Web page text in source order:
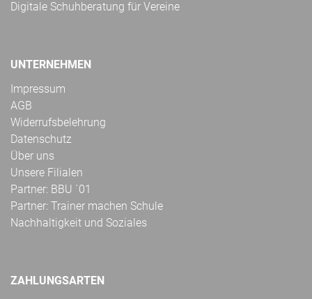
Digitale Schuhberatung für Vereine
UNTERNEHMEN
Impressum
AGB
Widerrufsbelehrung
Datenschutz
Über uns
Unsere Filialen
Partner: BBU ´01
Partner: Trainer machen Schule
Nachhaltigkeit und Soziales
ZAHLUNGSARTEN